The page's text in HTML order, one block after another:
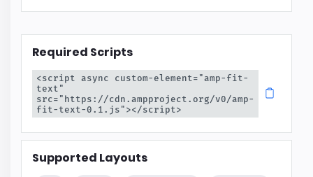
Required Scripts
<script async custom-element="amp-fit-
text"
src="https://cdn.ampproject.org/v0/amp-
fit-text-0.1.js"></script>
Supported Layouts